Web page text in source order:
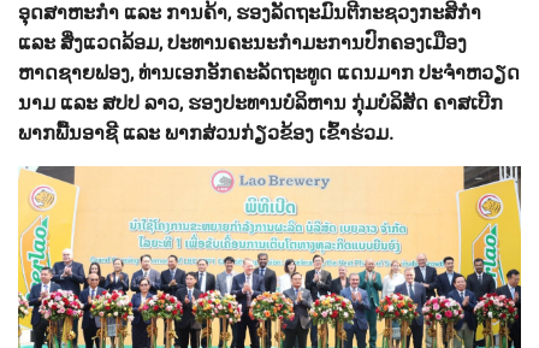
ອຸດສາຫະກຳ ແລະ ການຄ້າ, ຮອງລັດຖະມົນຕີກະຊວງກະສິກຳ
ແລະ ສິ່ງແວດລ້ອມ, ປະທານຄະນະກໍາມະການປົກຄອງເມືອງ
ຫາດຊາຍຟອງ, ທ່ານເອກອັກຄະລັດຖະທູດ ແດນມາກ ປະຈຳຫວຽດ
ນາມ ແລະ ສປປ ລາວ, ຮອງປະທານບໍລິຫານ ກຸ່ມບໍລິສັດ ຄາສເບີກ
ພາກພື້ນອາຊີ ແລະ ພາກສ່ວນກ່ຽວຂ້ອງ ເຂົ້າຮ່ວມ.